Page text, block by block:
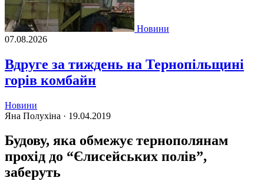
Новини
07.08.2026
Вдруге за тиждень на Тернопільщині
горів комбайн
Новини
Яна Полухіна · 19.04.2019
Будову, яка обмежує тернополянам
прохід до “Єлисейських полів”,
заберуть